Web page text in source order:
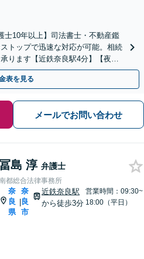
士10年以上】司法書士・不動産鑑
トップで迅速な対応が可能。相続
ります【近鉄奈良駅4分】【夜
相談可能】
表を見る
メールでお問い合わせ
島 淳 弁護士
都総合法律事務所
奈
良
県
|
奈
良
市
近鉄奈良駅
から徒歩3分
営業時間：09:30~
18:00（平日）